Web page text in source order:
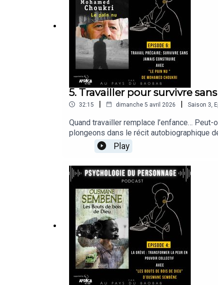
5. Travailler pour survivre
32:15 | dimanche 5 avril 2026 | Saison 3
Quand travailler remplace l’enfance…
plongeons dans le récit autobiographique
certains contextes africains, le travail
nous explorons les conséquences de ces
livres. Comment le travail, les héritages et
et réalité. 🎧✨🤝 Ce podcast est produit
#WorkReimaginedStoryLab pour porter un
Play